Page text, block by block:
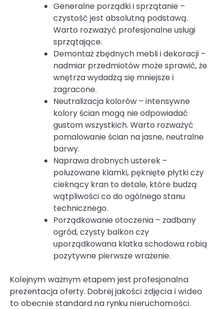
Generalne porządki i sprzątanie –
czystość jest absolutną podstawą.
Warto rozważyć profesjonalne usługi
sprzątające.
Demontaż zbędnych mebli i dekoracji –
nadmiar przedmiotów może sprawić, że
wnętrza wydadzą się mniejsze i
zagracone.
Neutralizacja kolorów – intensywne
kolory ścian mogą nie odpowiadać
gustom wszystkich. Warto rozważyć
pomalowanie ścian na jasne, neutralne
barwy.
Naprawa drobnych usterek –
poluzowane klamki, pęknięte płytki czy
cieknący kran to detale, które budzą
wątpliwości co do ogólnego stanu
technicznego.
Porządkowanie otoczenia – zadbany
ogród, czysty balkon czy
uporządkowana klatka schodowa robią
pozytywne pierwsze wrażenie.
Kolejnym ważnym etapem jest profesjonalna
prezentacja oferty. Dobrej jakości zdjęcia i wideo
to obecnie standard na rynku nieruchomości.